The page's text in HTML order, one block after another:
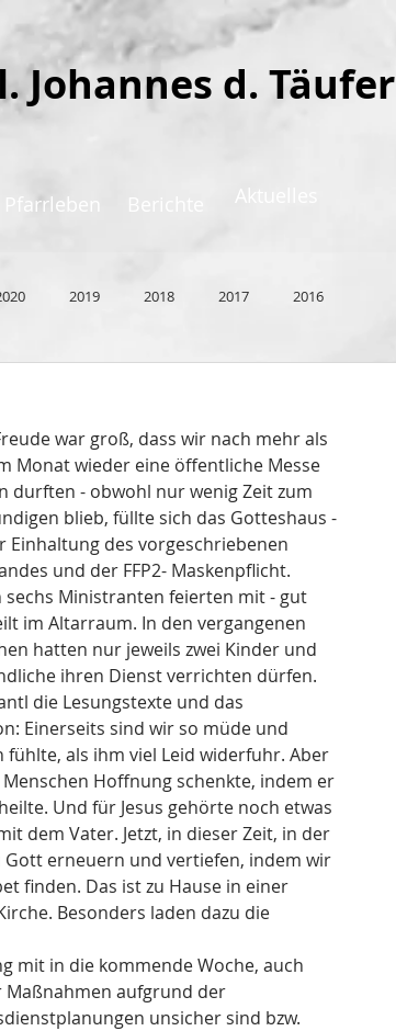
Johannes d. Täufer
Pfarrleben
2019 2018 2017 2016
war groß, dass wir nach mehr als
Monat wieder eine öffentliche Messe
durften - obwohl nur wenig Zeit zum
blieb, füllte sich das Gotteshaus -
Einhaltung des vorgeschriebenen
und der FFP2- Maskenpflicht.
sechs Ministranten feierten mit - gut
im Altarraum. In den vergangenen
hatten nur jeweils zwei Kinder und
ihren Dienst verrichten dürfen.
die Lesungstexte und das
Einerseits sind wir so müde und
als ihm viel Leid widerfuhr. Aber
Hoffnung schenkte, indem er
Und für Jesus gehörte noch etwas
dem Vater. Jetzt, in dieser Zeit, in der
erneuern und vertiefen, indem wir
finden. Das ist zu Hause in einer
Besonders laden dazu die
mit in die kommende Woche, auch
Maßnahmen aufgrund der
unsicher sind bzw.